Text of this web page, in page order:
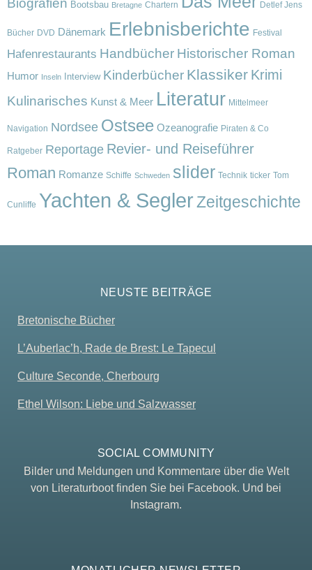
Biografien Bootsbau Bretagne Chartern Detlef Jens
Bücher DVD Dänemark Erlebnisberichte Festival
Hafenrestaurants Handbücher Historischer Roman
Humor Inseln Interview Kinderbücher Klassiker Krimi
Kulinarisches Kunst & Meer Literatur Mittelmeer
Navigation Nordsee Ostsee Ozeanografie Piraten & Co
Ratgeber Reportage Revier- und Reiseführer
Roman Romanze Schiffe Schweden slider Technik ticker Tom
Cunliffe Yachten & SeglerZeitgeschichte
NEUSTE BEITRÄGE
Bretonische Bücher
L’Auberlac’h, Rade de Brest: Le Tapecul
Culture Seconde, Cherbourg
Ethel Wilson: Liebe und Salzwasser
SOCIAL COMMUNITY
Bilder und Meldungen und Kommentare über die Welt
von Literaturboot finden Sie bei Facebook. Und bei
Instagram.